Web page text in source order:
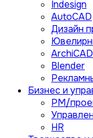
Indesign
AutoCAD
Дизайн
ArchiCAD
Blender
Бизнес и
PM/
HR